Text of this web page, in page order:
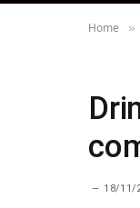
Home »
18/11/